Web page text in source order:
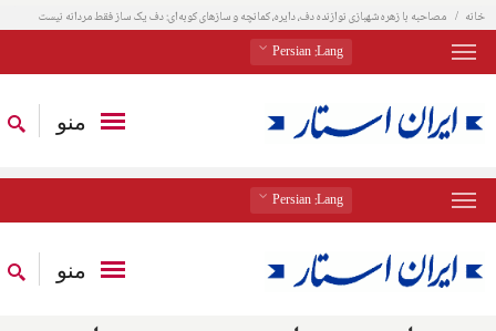
خانه مصاحبه با زهره شهبازی نوازنده دف، دایره، کمانچه و سازهای کوبه‌ای: دف یک ساز فقط مردانه نیست
Lang
: Persian
منو
Lang
: Persian
منو